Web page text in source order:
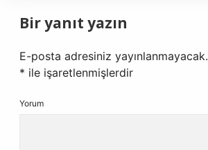
Bir yanıt yazın
E-posta adresiniz yayınlanmayacak.
* ile işaretlenmişlerdir
Yorum